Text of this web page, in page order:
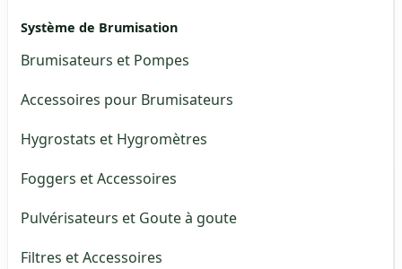
Système de Brumisation
Brumisateurs et Pompes
Accessoires pour Brumisateurs
Hygrostats et Hygromètres
Foggers et Accessoires
Pulvérisateurs et Goute à goute
Filtres et Accessoires